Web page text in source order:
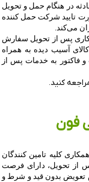
در هنگام حمل و تحویل
تایید شرکت حمل کننده
می‌‏کند.
حمل و نقل باید در عرض 24 ساعت کاری پس از تحویل سفارش
آسیب دیده به همراه
به خدمات پس از
کنید.
کلیه تامین‏‌ کنندگان
ایجاد نموده تا کلیه کالاها، تا 7 روز پس از تحویل، دارای فرصت
تعویض بدون قید و شرط و